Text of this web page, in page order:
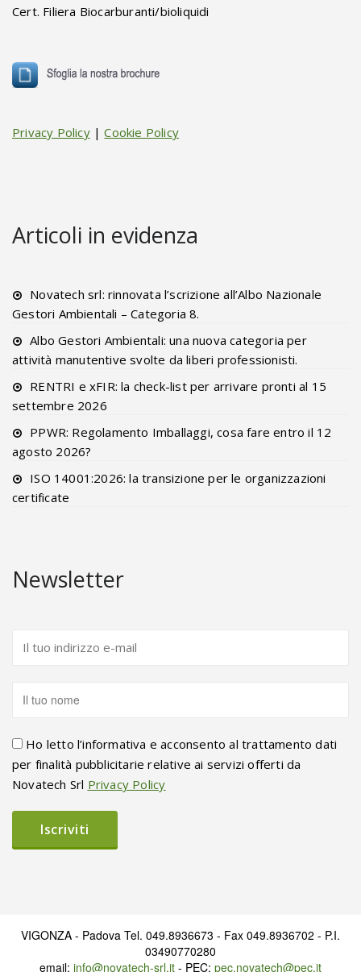
Cert. Filiera Biocarburanti/bioliquidi
Privacy Policy|Cookie Policy
Articoli in evidenza
Novatech srl: rinnovata l’scrizione all’Albo Nazionale
Gestori Ambientali – Categoria 8.
Albo Gestori Ambientali: una nuova categoria per
attività manutentive svolte da liberi professionisti.
RENTRI e xFIR: la check-list per arrivare pronti al 15
settembre 2026
PPWR: Regolamento Imballaggi, cosa fare entro il 12
agosto 2026?
ISO 14001:2026: la transizione per le organizzazioni
certificate
Newsletter
Ho letto l’informativa e acconsento al trattamento dati
per finalità pubblicitarie relative ai servizi offerti da
Novatech Srl Privacy Policy
VIGONZA - Padova Tel. 049.8936673 - Fax 049.8936702 - P.I.
03490770280
email: info@novatech-srl.it - PEC: pec.novatech@pec.it